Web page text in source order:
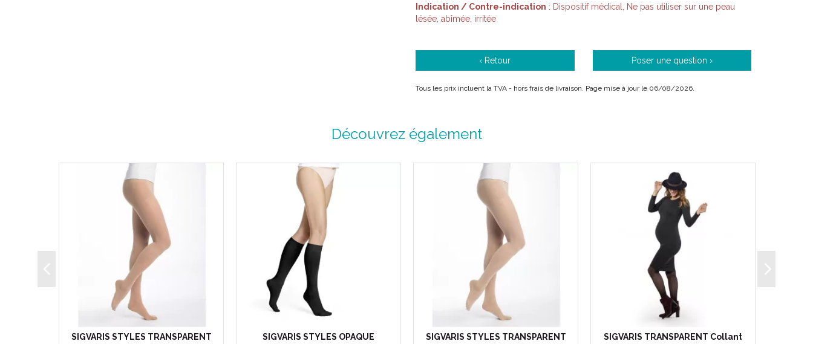
Code ACL : 1004502 / 1004507 / 1004503 / 1004508 / 1004504 / 1004509 /
1004504 / 1004510 / 1004506 / 1004511
Code EAN : 3611610045021 / 3611610045076 / 3611610045038 / 3611610045083 /
3611610045045 / 3611610045090 / 3611610045042 / 3611610045106 /
3611610045069 / 3611610045113
Indication / Contre-indication : Dispositif médical, Ne pas utiliser sur une peau
lésée, abîmée, irritée
‹ Retour Poser une question ›
Tous les prix incluent la TVA - hors frais de livraison. Page mise à jour le 06/08/2026.
Découvrez également
SIGVARIS STYLES TRANSPARENT
SIGVARIS STYLES OPAQUE
SIGVARIS STYLES TRANSPARENT
SIGVARIS TRANSPARENT Collant